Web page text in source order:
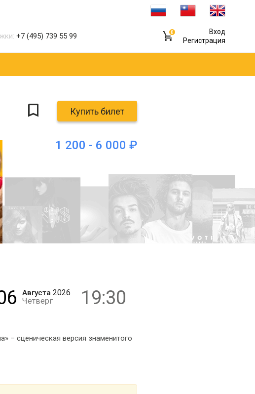
+7 (495) 739 55 99 0
Вход
Регистрация
Купить билет
1 200 - 6 000 ₽
16+
Августа 2026
Четверг
19:30
– сценическая версия знаменитого